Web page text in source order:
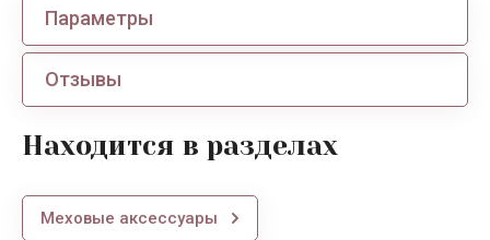
Параметры
Отзывы
Находится в разделах
Меховые аксессуары